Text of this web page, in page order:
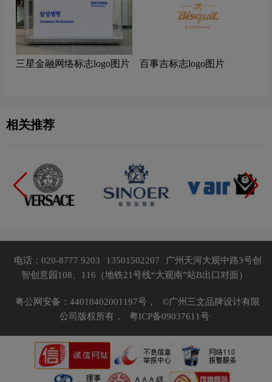
三星金融网络标志logo图片 百事吉标志logo图片
相关推荐
电话：020-8777 9203 13501502207
广州天河大观中路3号创
智创意园108、116（地铁21号线“大观南”站B出口对面）
粤公网安备：44010402001197号，
©广州三文品牌设计有限
公司版权所有，
粤ICP备09037611号